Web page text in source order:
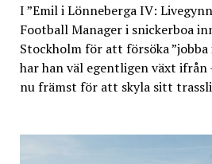
I ”Emil i Lönneberga IV:
Football Manager i snickerboa
Stockholm för att försöka ”jobba
har han väl egentligen växt ifrån
nu främst för att skyla sitt